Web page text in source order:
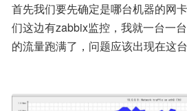
首先我们要先确定是哪台机器的网
们这边有zabbix监控，我就一台一
的流量跑满了，问题应该出现在这台